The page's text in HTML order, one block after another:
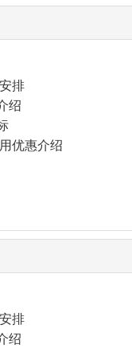
排
绍
优惠介绍
排
绍